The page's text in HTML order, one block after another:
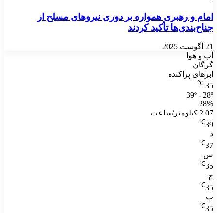
امام و رهبری همواره بر دوری نیروهای مسلح از
جناح‌بندی‌ها تأکید کردند
21 آگوست 2025
آب و هوا
گرگان
ابرهای پراکنده
35
℃
39º - 28º
28%
2.07 کیلومتر/ساعت
39
℃
د
37
℃
س
35
℃
چ
35
℃
پ
35
℃